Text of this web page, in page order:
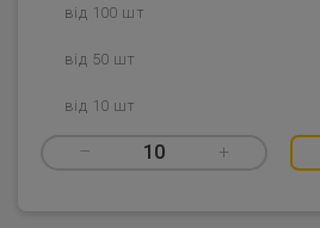
від 100 шт
від 50 шт
від 10 шт
– 10 +